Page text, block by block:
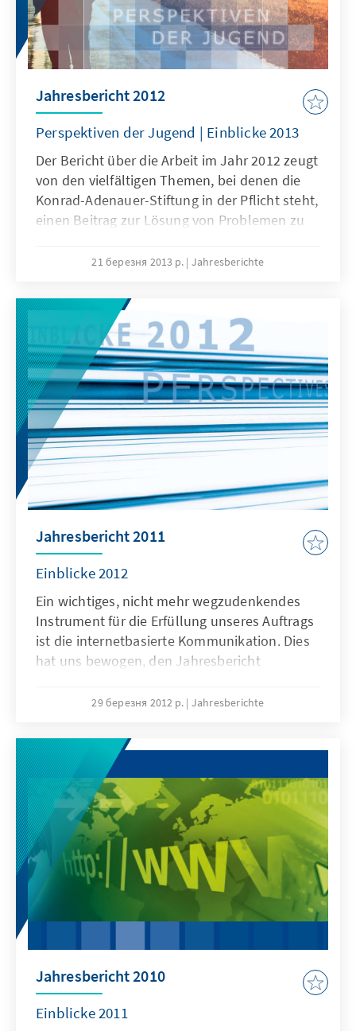
Jahresbericht 2012
Perspektiven der Jugend | Einblicke 2013
Der Bericht über die Arbeit im Jahr 2012 zeugt
von den vielfältigen Themen, bei denen die
Konrad-Adenauer-Stiftung in der Pflicht steht,
einen Beitrag zur Lösung von Problemen zu
zur Akzeptanz von Veränderungen
die europäische Schuldenkrise und die
Umbrüche in Nordafrika und im Nahen Osten.
Darüber hinaus thematisieren wir auch die
langfristigen Kontinuitäten und stellen unser
Jahresmotiv „Perspektiven der Jugend“ vor,
das unsere Arbeit im Jahr 2013 maßgeblich
lenkt.
21 березня 2013 р. Jahresberichte
Jahresbericht 2011
Einblicke 2012
Ein wichtiges, nicht mehr wegzudenkendes
Instrument für die Erfüllung unseres Auftrags
ist die internetbasierte Kommunikation. Dies
hat uns bewogen, den Jahresbericht
zweisprachige Ausgabe (Deutsch und
Internetangebot verzahnt. Erstmals werden
die detaillierten Arbeitsberichte der einzelnen
Stiftungsabteilungen nur online
veröffentlicht. Dafür steht in der gedruckten
Ausgabe mehr Raum zur Verfügung für die
„Einblicke 2012“ in unsere
Schwerpunktthemen, unsere inhaltliche
Kompetenz und unsere langfristigen Projekte.
29 березня 2012 р. Jahresberichte
Jahresbericht 2010
Einblicke 2011